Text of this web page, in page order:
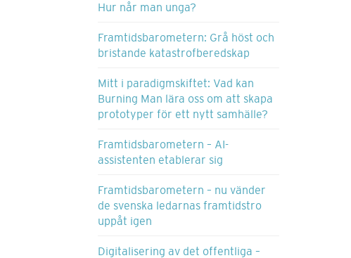
Hur når man unga?
Framtidsbarometern: Grå höst och
bristande katastrofberedskap
Mitt i paradigmskiftet: Vad kan
Burning Man lära oss om att skapa
prototyper för ett nytt samhälle?
Framtidsbarometern – AI-
assistenten etablerar sig
Framtidsbarometern – nu vänder
de svenska ledarnas framtidstro
uppåt igen
Digitalisering av det offentliga –